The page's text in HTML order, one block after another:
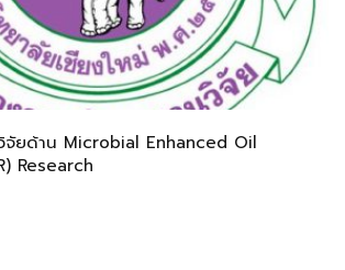
จัยด้าน Microbial Enhanced Oil
Research